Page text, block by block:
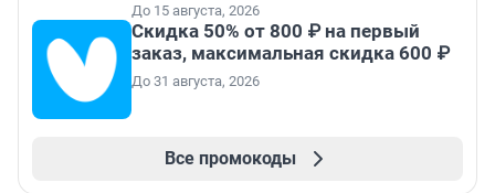
До 15 августа, 2026
Скидка 50% от 800 ₽ на первый
заказ, максимальная скидка 600 ₽
До 31 августа, 2026
Все промокоды